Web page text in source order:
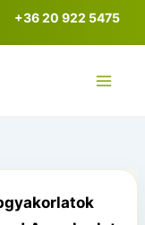
+36 20 922 5475